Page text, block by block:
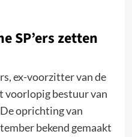
SP’ers zetten
ex-voorzitter van de
voorlopig bestuur van
oprichting van
bekend gemaakt